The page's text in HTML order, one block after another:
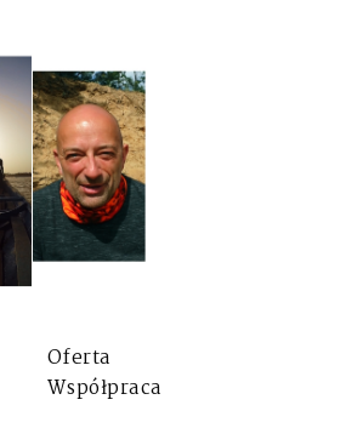
Oferta
Współpraca